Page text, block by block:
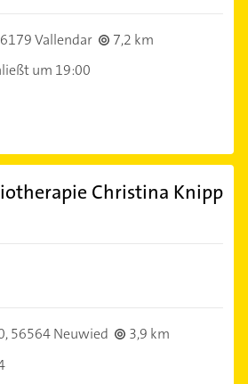
Vallendar
7,2 km
um 19:00
Christina Knipp
56564 Neuwied
3,9 km